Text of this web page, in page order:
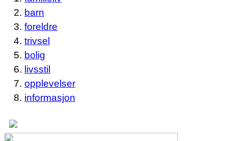
barn
foreldre
trivsel
bolig
livsstil
opplevelser
informasjon